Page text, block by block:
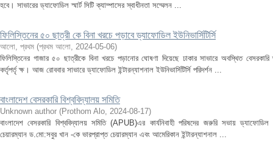
হবে। সাভারের ড্যাফোডিল স্মার্ট সিটি ক্যাম্পাসের স্বাধীনতা সম্মেলন ...
ফিলিস্তিনের ৫০ ছাত্রী কে বিনা খরচে পড়াবে ড্যাফোডিল ইউনিভার্সিটির্সি
আলো, প্রথম (প্রথম আলো, 2024-05-06)
ফিলিস্তিনের গাজার ৫০ ছাত্রীকে বিনা খরচে পড়ানোর ঘোষণা দিয়েছে ঢাকার সাভারে অবস্থিত বেসরকারি
কর্তৃপর্তৃ ক্ষ। আজ রোববার সাভারে ড্যাফোডিল ইন্টারন্যাশনাল ইউনিভার্সিটির্সি পরিদর্শন ...
বাংলাদেশ বেসরকারি বিশ্ববিদ্যালয় সমিতি
Unknown author (Prothom Alo, 2024-08-17)
বাংলাদেশ বেসরকারি বিশ্ববিদ্যালয় সমিতি (APUB)এর কার্যনিবাহী পরিষদের জরুরি সভায় ড্যাফোডিল
চেয়ারম্যান ড.মো:সবুর খান -কে ভারপ্রাপ্ত চেয়ারম্যান এবং আমেরিকান ইন্টারন্যাশনাল ...